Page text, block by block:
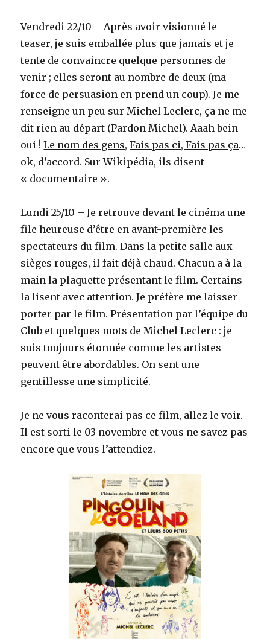
Vendredi 22/10 – Après avoir visionné le
teaser, je suis emballée plus que jamais et je
tente de convaincre quelque personnes de
venir ; elles seront au nombre de deux (ma
force de persuasion en prend un coup). Je me
renseigne un peu sur Michel Leclerc, ça ne me
dit rien au départ (Pardon Michel). Aaah bein
oui !Le nom des gens,Fais pas ci, Fais pas ça…
ok, d’accord. Sur Wikipédia, ils disent
« documentaire ».
Lundi 25/10 – Je retrouve devant le cinéma une
file heureuse d’être en avant-première les
spectateurs du film. Dans la petite salle aux
sièges rouges, il fait déjà chaud. Chacun a à la
main la plaquette présentant le film. Certains
la lisent avec attention. Je préfère me laisser
porter par le film. Présentation par l’équipe du
Club et quelques mots de Michel Leclerc : je
suis toujours étonnée comme les artistes
peuvent être abordables. On sent une
gentillesse une simplicité.
Je ne vous raconterai pas ce film, allez le voir.
Il est sorti le 03 novembre et vous ne savez pas
encore que vous l’attendiez.